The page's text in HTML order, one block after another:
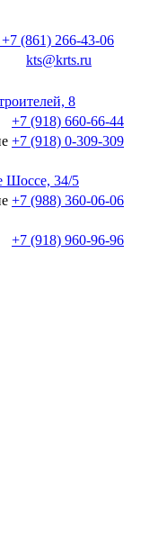
(861) 266-43-06
kts@krts.ru
8
+7 (918) 660-66-44
+7 (918) 0-309-309
Шоссе, 34/5
+7 (988) 360-06-06
+7 (918) 960-96-96